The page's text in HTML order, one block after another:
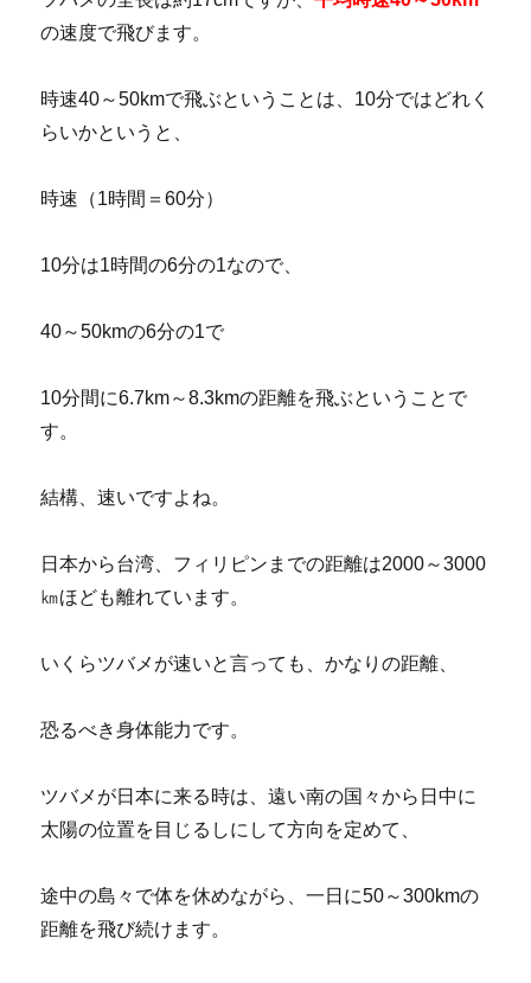
の速度で飛びます。
時速40～50kmで飛ぶということは、10分ではどれく
らいかというと、
時速（1時間＝60分）
10分は1時間の6分の1なので、
40～50kmの6分の1で
10分間に6.7km～8.3kmの距離を飛ぶということで
す。
結構、速いですよね。
日本から台湾、フィリピンまでの距離は2000～3000
㎞ほども離れています。
いくらツバメが速いと言っても、かなりの距離、
恐るべき身体能力です。
ツバメが日本に来る時は、遠い南の国々から日中に
太陽の位置を目じるしにして方向を定めて、
途中の島々で体を休めながら、一日に50～300kmの
距離を飛び続けます。